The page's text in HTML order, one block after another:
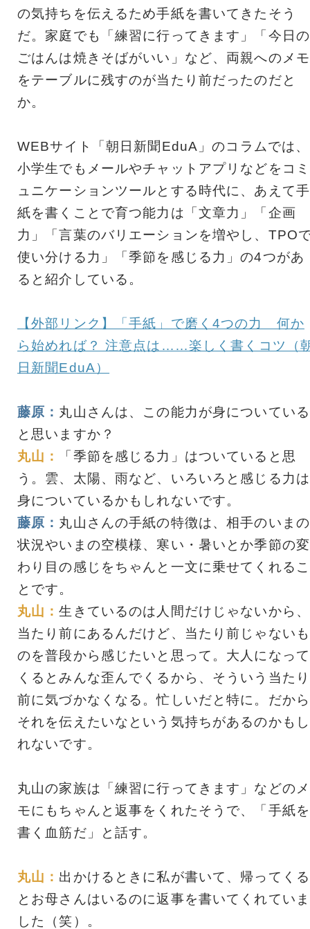
の気持ちを伝えるため手紙を書いてきたそう
だ。家庭でも「練習に行ってきます」「今日の
ごはんは焼きそばがいい」など、両親へのメモ
をテーブルに残すのが当たり前だったのだと
か。
WEBサイト「朝日新聞EduA」のコラムでは、
小学生でもメールやチャットアプリなどをコミ
ュニケーションツールとする時代に、あえて手
紙を書くことで育つ能力は「文章力」「企画
力」「言葉のバリエーションを増やし、TPO
使い分ける力」「季節を感じる力」の4つがあ
ると紹介している。
【外部リンク】「手紙」で磨く4つの力 何か
ら始めれば？ 注意点は……楽しく書くコツ（
日新聞EduA）
藤原： 丸山さんは、この能力が身についている
と思いますか？
丸山：
「季節を感じる力」はついていると思
う。雲、太陽、雨など、いろいろと感じる力は
身についているかもしれないです。
藤原： 丸山さんの手紙の特徴は、相手のいまの
状況やいまの空模様、寒い・暑いとか季節の変
わり目の感じをちゃんと一文に乗せてくれるこ
とです。
丸山：生きているのは人間だけじゃないから、
当たり前にあるんだけど、当たり前じゃないも
のを普段から感じたいと思って。大人になって
くるとみんな歪んでくるから、そういう当たり
前に気づかなくなる。忙しいだと特に。だから
それを伝えたいなという気持ちがあるのかもし
れないです。
丸山の家族は「練習に行ってきます」などのメ
モにもちゃんと返事をくれたそうで、「手紙を
書く血筋だ」と話す。
丸山： 出かけるときに私が書いて、帰ってくる
とお母さんはいるのに返事を書いてくれていま
した（笑）。